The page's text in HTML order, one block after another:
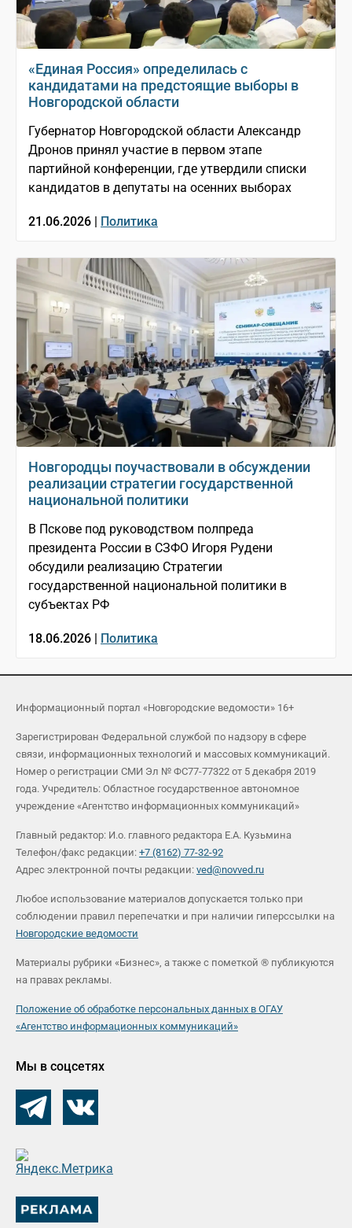
«Единая Россия» определилась с
кандидатами на предстоящие выборы в
Новгородской области
Губернатор Новгородской области Александр
Дронов принял участие в первом этапе
партийной конференции, где утвердили списки
кандидатов в депутаты на осенних выборах
21.06.2026 | Политика
Новгородцы поучаствовали в обсуждении
реализации стратегии государственной
национальной политики
В Пскове под руководством полпреда
президента России в СЗФО Игоря Рудени
обсудили реализацию Стратегии
государственной национальной политики в
субъектах РФ
18.06.2026 | Политика
Информационный портал «Новгородские ведомости» 16+
Зарегистрирован Федеральной службой по надзору в сфере
связи, информационных технологий и массовых коммуникаций.
Номер о регистрации СМИ Эл № ФС77-77322 от 5 декабря 2019
года. Учредитель: Областное государственное автономное
учреждение «Агентство информационных коммуникаций»
Главный редактор: И.о. главного редактора Е.А. Кузьмина
Телефон/факс редакции: +7 (8162) 77-32-92
Адрес электронной почты редакции: ved@novved.ru
Любое использование материалов допускается только при
соблюдении правил перепечатки и при наличии гиперссылки на
Новгородские ведомости
Материалы рубрики «Бизнес», а также с пометкой ® публикуются
на правах рекламы.
Положение об обработке персональных данных в ОГАУ
«Агентство информационных коммуникаций»
Мы в соцсетях